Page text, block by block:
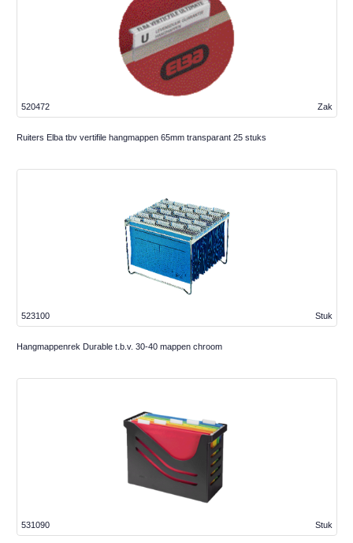
Zak
520472
Ruiters Elba tbv vertifile hangmappen 65mm transparant 25 stuks
Stuk
523100
Hangmappenrek Durable t.b.v. 30-40 mappen chroom
Stuk
531090